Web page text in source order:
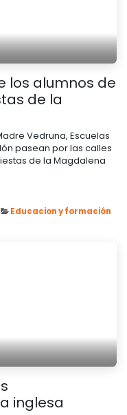
los alumnos de
de la
Vedruna, Escuelas
pasean por las calles
de la Magdalena
Educacion y formación
inglesa